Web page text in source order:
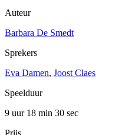
Auteur
Barbara De Smedt
Sprekers
Eva Damen, Joost Claes
Speelduur
9 uur 18 min 30 sec
Prijs